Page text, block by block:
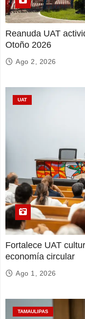
Reanuda UAT
Otoño 2026
Ago 2, 2026
UAT
Fortalece UAT
economía circular
Ago 1, 2026
TAMAULIPAS